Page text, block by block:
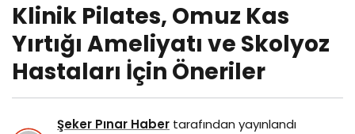
Klinik Pilates, Omuz Kas
Yırtığı Ameliyatı ve Skolyoz
Hastaları İçin Öneriler
Şeker Pınar Haber tarafından yayınlandı